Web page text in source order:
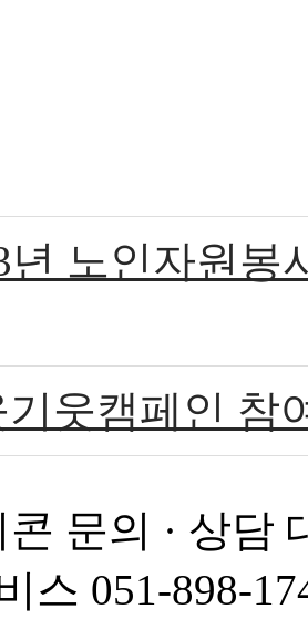
년 노인자원봉
기웃캠페인 참
문의 · 상담
스 051-898-